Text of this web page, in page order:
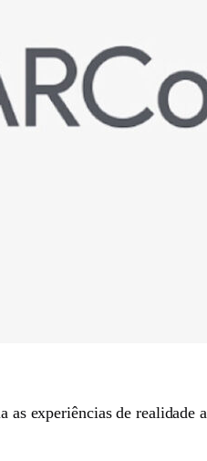
experiências de